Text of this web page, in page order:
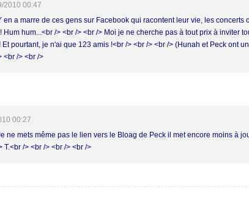
2010 00:47
en a marre de ces gens sur Facebook qui racontent leur vie, les concerts
Hum hum...<br /> <br /> <br /> Moi je ne cherche pas à tout prix à inviter
Et pourtant, je n'ai que 123 amis !<br /> <br /> <br /> (Hunah et Peck ont
<br /> <br />
00:27
ne mets même pas le lien vers le Bloag de Peck il met encore moins à
T.<br /> <br /> <br /> <br />